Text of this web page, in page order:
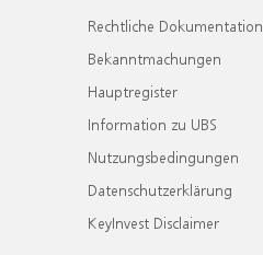
Rechtliche Dokumentation
Bekanntmachungen
Hauptregister
Information zu UBS
Nutzungsbedingungen
Datenschutzerklärung
KeyInvest Disclaimer